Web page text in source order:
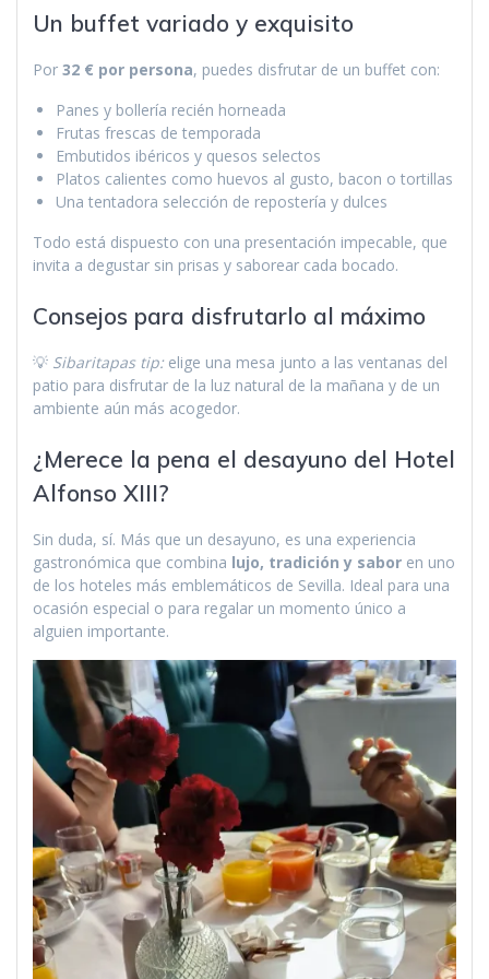
Un buffet variado y exquisito
Por 32 € por persona, puedes disfrutar de un buffet con:
Panes y bollería recién horneada
Frutas frescas de temporada
Embutidos ibéricos y quesos selectos
Platos calientes como huevos al gusto, bacon o tortillas
Una tentadora selección de repostería y dulces
Todo está dispuesto con una presentación impecable, que
invita a degustar sin prisas y saborear cada bocado.
Consejos para disfrutarlo al máximo
💡 Sibaritapas tip: elige una mesa junto a las ventanas del
patio para disfrutar de la luz natural de la mañana y de un
ambiente aún más acogedor.
¿Merece la pena el desayuno del Hotel
Alfonso XIII?
Sin duda, sí. Más que un desayuno, es una experiencia
gastronómica que combina lujo, tradición y sabor en uno
de los hoteles más emblemáticos de Sevilla. Ideal para una
ocasión especial o para regalar un momento único a
alguien importante.